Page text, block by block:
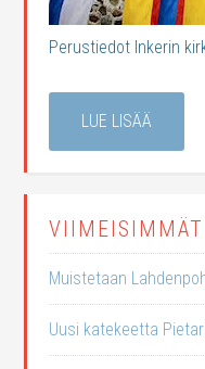
Perustiedot Inkerin
LUE LISÄÄ
Muistetaan
Uusi katekeetta